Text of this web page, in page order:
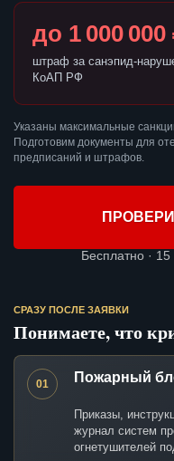
до 1 000 000
штраф за санэпид-
КоАП РФ
Указаны максимальные
Подготовим документы для
предписаний и штрафов.
Бесплатно · 15
СРАЗУ ПОСЛЕ ЗАЯВКИ
Понимаете, что
01 Пожарный
Приказы,
журнал систем
огнетушителей